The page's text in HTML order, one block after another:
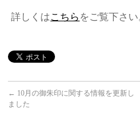
詳しくはこちら をご覧下さい
← 10月の御朱印に関する情報を更新し
ました